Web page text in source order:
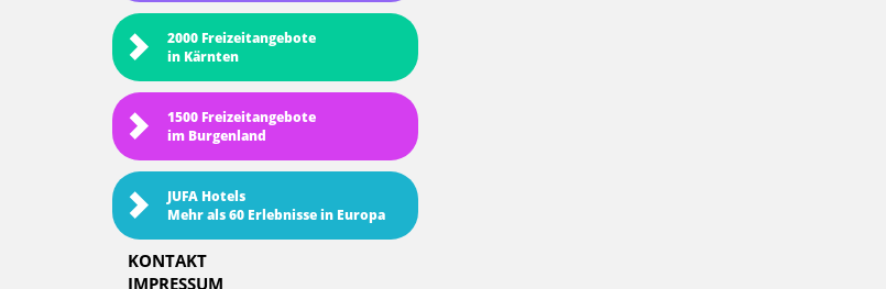
2000 Freizeitangebote
in Kärnten
1500 Freizeitangebote
im Burgenland
JUFA Hotels
Mehr als 60 Erlebnisse in Europa
KONTAKT
IMPRESSUM